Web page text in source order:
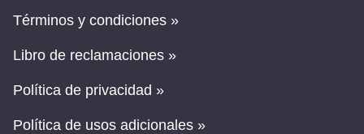
Términos y condiciones »
Libro de reclamaciones »
Política de privacidad »
Política de usos adicionales »